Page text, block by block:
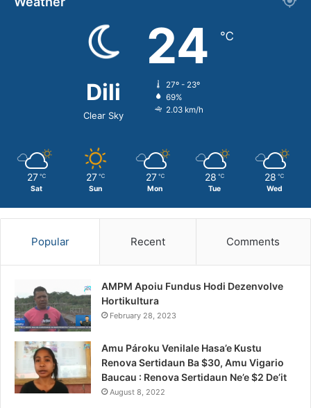
Dili
Clear Sky
24 ℃
27º - 23º
69%
2.03 km/h
27 ℃
Sat
27 ℃
Sun
27 ℃
Mon
28 ℃
Tue
28 ℃
Wed
Popular Recent Comments
AMPM Apoiu Fundus Hodi Dezenvolve
Hortikultura
February 28, 2023
Amu Pároku Venilale Hasa’e Kustu
Renova Sertidaun Ba $30, Amu Vigario
Baucau : Renova Sertidaun Ne’e $2 De’it
August 8, 2022